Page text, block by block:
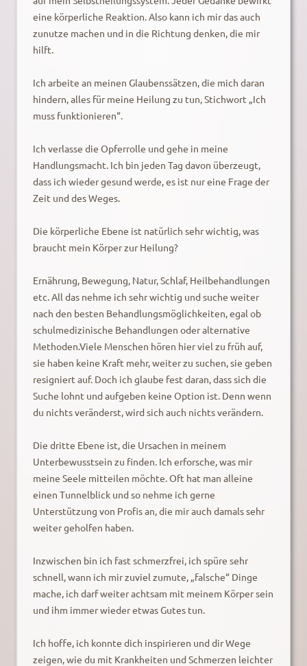
eine körperliche Reaktion. Also kann ich mir das auch
zunutze machen und in die Richtung denken, die mir
hilft.
Ich arbeite an meinen Glaubenssätzen, die mich daran
hindern, alles für meine Heilung zu tun, Stichwort „Ich
muss funktionieren“.
Ich verlasse die Opferrolle und gehe in meine
Handlungsmacht. Ich bin jeden Tag davon überzeugt,
dass ich wieder gesund werde, es ist nur eine Frage der
Zeit und des Weges.
Die körperliche Ebene ist natürlich sehr wichtig, was
braucht mein Körper zur Heilung?
Ernährung, Bewegung, Natur, Schlaf, Heilbehandlungen
etc. All das nehme ich sehr wichtig und suche weiter
nach den besten Behandlungsmöglichkeiten, egal ob
schulmedizinische Behandlungen oder alternative
Methoden.Viele Menschen hören hier viel zu früh auf,
sie haben keine Kraft mehr, weiter zu suchen, sie geben
resigniert auf. Doch ich glaube fest daran, dass sich die
Suche lohnt und aufgeben keine Option ist. Denn wenn
du nichts veränderst, wird sich auch nichts verändern.
Die dritte Ebene ist, die Ursachen in meinem
Unterbewusstsein zu finden. Ich erforsche, was mir
meine Seele mitteilen möchte. Oft hat man alleine
einen Tunnelblick und so nehme ich gerne
Unterstützung von Profis an, die mir auch damals sehr
weiter geholfen haben.
Inzwischen bin ich fast schmerzfrei, ich spüre sehr
schnell, wann ich mir zuviel zumute, „falsche“ Dinge
mache, ich darf weiter achtsam mit meinem Körper sein
und ihm immer wieder etwas Gutes tun.
Ich hoffe, ich konnte dich inspirieren und dir Wege
zeigen, wie du mit Krankheiten und Schmerzen leichter